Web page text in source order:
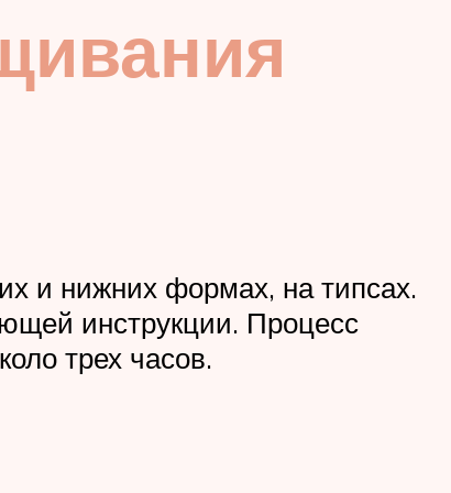
и нижних формах, на типсах.
инструкции. Процесс
трех часов.